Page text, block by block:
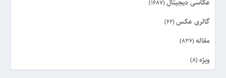
عکاسی دیجیتال (1687)
گالری عکس (62)
مقاله (836)
ویژه (8)